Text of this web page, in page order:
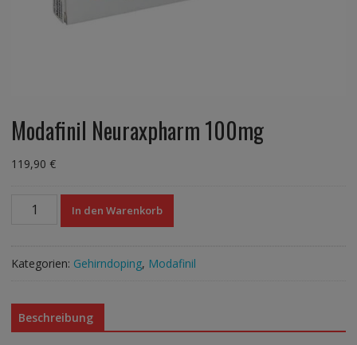
Modafinil Neuraxpharm 100mg
119,90 €
Modafinil
Neuraxpharm
In den Warenkorb
Kategorien: Gehirndoping, Modafinil
Beschreibung